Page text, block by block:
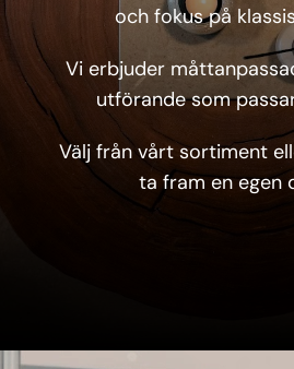
och fokus på
Vi erbjuder
utförande som
Välj från vårt sortiment
ta fram en egen